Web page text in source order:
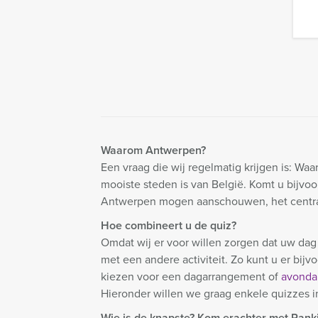
Waarom Antwerpen?
Een vraag die wij regelmatig krijgen is:
mooiste steden is van België. Komt u
Antwerpen mogen aanschouwen, het
Hoe combineert u de quiz?
Omdat wij er voor willen zorgen dat uw
met een andere activiteit. Zo kunt u er
kiezen voor een dagarrangement of
Hieronder willen we graag enkele quizzes